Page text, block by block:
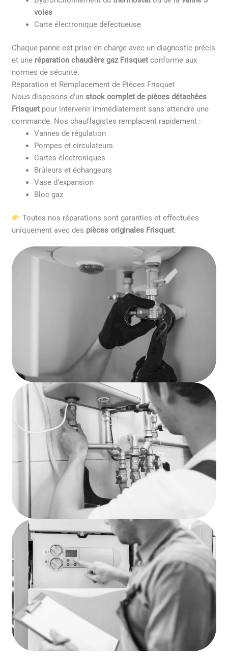
voies
Carte électronique défectueuse
Chaque panne est prise en charge avec un diagnostic précis
et une réparation chaudière gaz Frisquet conforme aux
normes de sécurité.
Réparation et Remplacement de Pièces Frisquet
Nous disposons d’unstock complet de pièces détachées
Frisquet pour intervenir immédiatement sans attendre une
commande. Nos chauffagistes remplacent rapidement :
Vannes de régulation
Pompes et circulateurs
Cartes électroniques
Brûleurs et échangeurs
Vase d’expansion
Bloc gaz
Toutes nos réparations sont garanties et effectuées
uniquement avec des pièces originales Frisquet.